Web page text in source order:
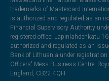
trademarks of Mastercard
is authorized and regulated as an
Financial Supervisory Authority
registered office: Lapinlahdenkatu
authorized and regulated as an
Bank of Lithuania under
Officers' Mess Business Centre,
England, CB22 4QH.